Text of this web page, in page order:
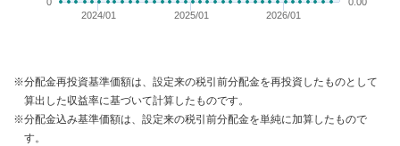
2024/01 2025/01 2026/01
※分配金再投資基準価額は、設定来の税引前分配金を再投資したものとして
算出した収益率に基づいて計算したものです。
※分配金込み基準価額は、設定来の税引前分配金を単純に加算したもので
す。